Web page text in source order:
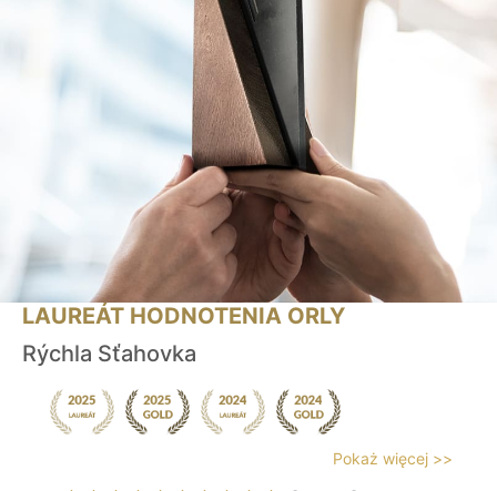
LAUREÁT HODNOTENIA ORLY
Rýchla Sťahovka
Pokaż więcej >>